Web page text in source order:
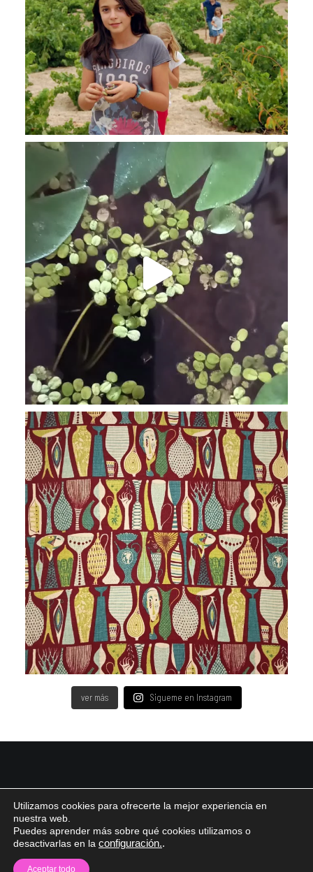
ver más Sigueme en Instagram
Privacidad ǀPolítica de cookies
Utilizamos cookies para ofrecerte la mejor experiencia en
nuestra web.
Puedes aprender más sobre qué cookies utilizamos o
desactivarlas en la configuración..
Aceptar todo